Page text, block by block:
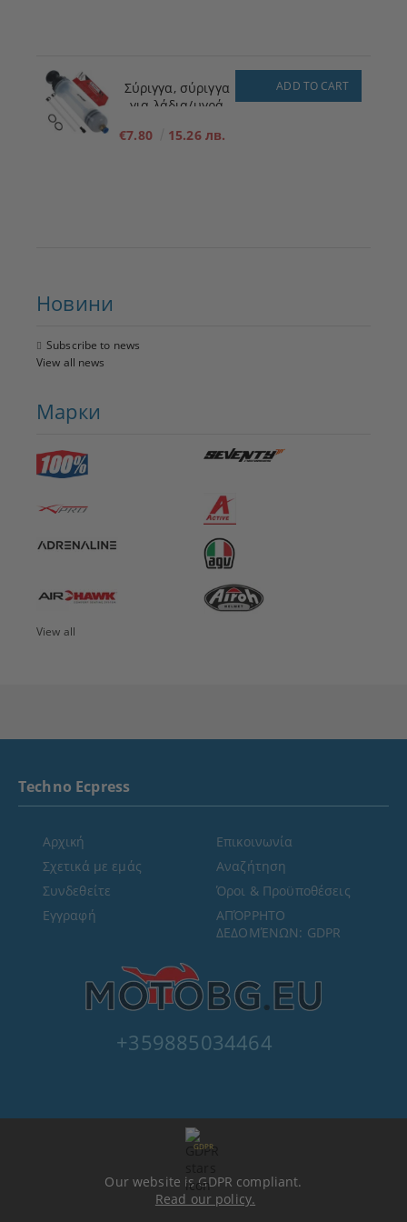
Σύριγγα, σύριγγα
για λάδια/υγρά
€7.80 15.26 лв.
ADD TO CART
Новини
Subscribe to news
View all news
Марки
View all
+359885034464
Techno Ecpress
Αρχική
Σχετικά με εμάς
Συνδεθείτε
Εγγραφή
Επικοινωνία
Αναζήτηση
Όροι & Προϋποθέσεις
ΑΠΌΡΡΗΤΟ
ΔΕΔΟΜΈΝΩΝ: GDPR
GDPR
Our website is GDPR compliant.
Read our policy.